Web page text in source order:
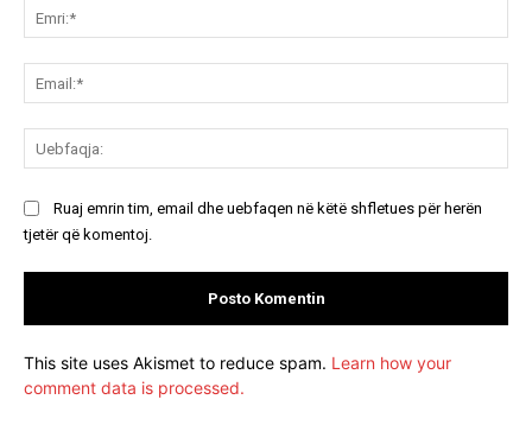
Ruaj emrin tim, email dhe uebfaqen në këtë shfletues për herën
tjetër që komentoj.
This site uses Akismet to reduce spam. Learn how your
comment data is processed.